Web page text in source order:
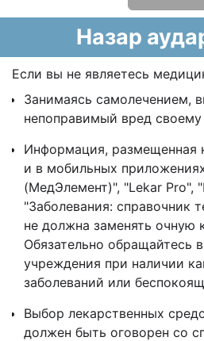
Назар
Если вы не являетесь
Занимаясь самолечением,
непоправимый вред
Информация, размещенная
и в мобильных
(МедЭлемент)", "Lekar Pro",
"Заболевания: справочник
не должна заменять очную
Обязательно обращайтесь
учреждения при наличии
заболеваний или
Выбор лекарственных
должен быть оговорен со